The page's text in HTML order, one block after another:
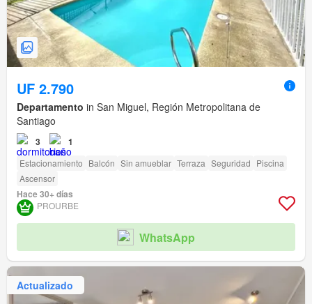
UF 2.790
Departamento in San Miguel, Región Metropolitana de
Santiago
3 1
Estacionamiento Balcón Sin amueblar Terraza Seguridad Piscina
Ascensor
Hace 30+ días
PROURBE
WhatsApp
Actualizado